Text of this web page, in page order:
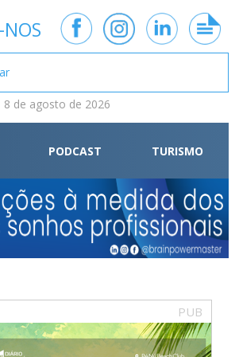
8 de agosto de 2026
PODCAST TURISMO
PUB